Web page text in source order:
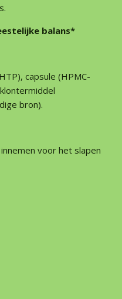
balans*
capsule (HPMC-
bron).
voor het slapen